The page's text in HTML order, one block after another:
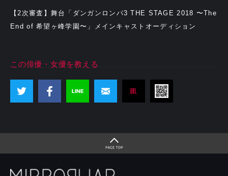
【2次審査】舞台「ダンガンロンパ3 THE STAGE 2018 〜The
End of 希望ヶ峰学園〜」メインキャストオーディション
この俳優・女優を教える